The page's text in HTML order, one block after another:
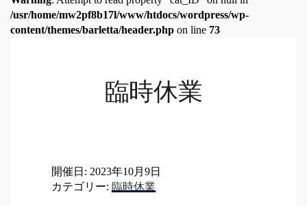
/usr/home/mw2pf8b17l/www/htdocs/wordpress/wp-
content/themes/barletta/header.php on line 73
臨時休業
開催日: 2023年10月9日
カテゴリー: 臨時休業